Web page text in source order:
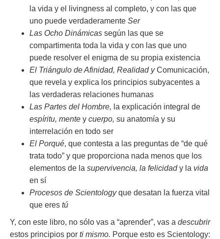
la vida y el livingness al completo, y con las que
uno puede verdaderamente Ser
Las Ocho Dinámicas según las que se
compartimenta toda la vida y con las que uno
puede resolver el enigma de su propia existencia
El Triángulo de Afinidad, RealidadyComunicación,
que revela y explica los principios subyacentes a
las verdaderas relaciones humanas
Las Partes del Hombre, la explicación integral de
espíritu, mente y cuerpo, su anatomía y su
interrelación en todo ser
El Porqué, que contesta a las preguntas de “de qué
trata todo” y que proporciona nada menos que los
elementos de la supervivencia, la felicidady la vida
en sí
Procesos de Scientologyque desatan la fuerza vital
que eres tú
Y, con este libro, no sólo vas a “aprender”, vas a descubrir
estos principios por ti mismo. Porque esto es Scientology: